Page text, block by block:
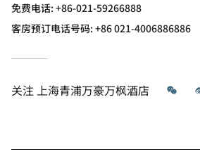
免费电话:+86-021-59266888
客房预订电话号码: +86 021-4006886886
关注上海青浦万豪万枫酒店 微信